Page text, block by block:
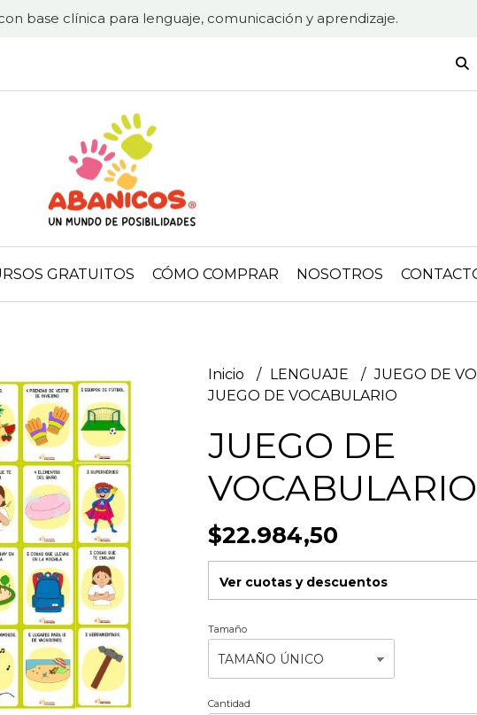
base clínica para lenguaje, comunicación y aprendizaje.
GRATUITOS CÓMO COMPRAR NOSOTROS
Inicio LENGUAJE
JUEGO DE
JUEGO DE VOCABULARIO
JUEGO DE
VOCABULARIO
$22.984,50
Ver cuotas y descuentos
Tamaño
Cantidad